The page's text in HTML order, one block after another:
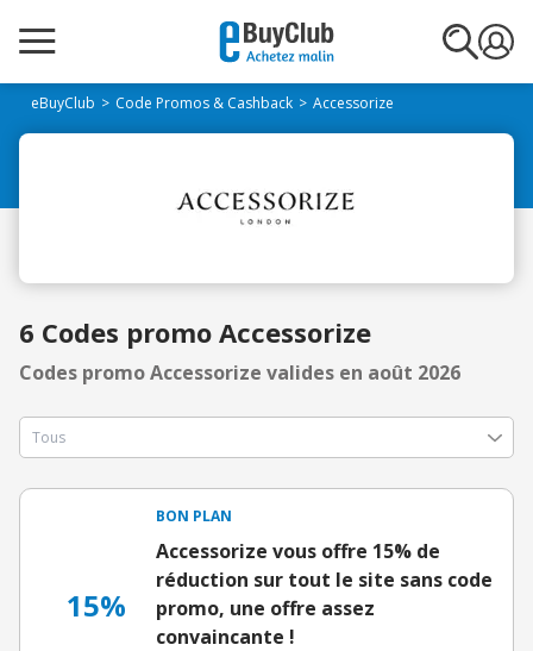
eBuyClub Code Promos & Cashback Accessorize
6 Codes promo Accessorize
Codes promo Accessorize valides en août 2026
15%
BON PLAN
Accessorize vous offre 15% de
réduction sur tout le site sans code
promo, une offre assez
convaincante !